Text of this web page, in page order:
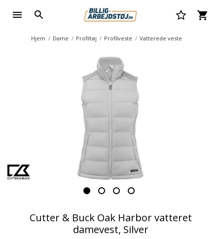
Hjem Dame Profiltøj Profilveste Vatterede veste
Cutter & Buck Oak Harbor vatteret
damevest, Silver